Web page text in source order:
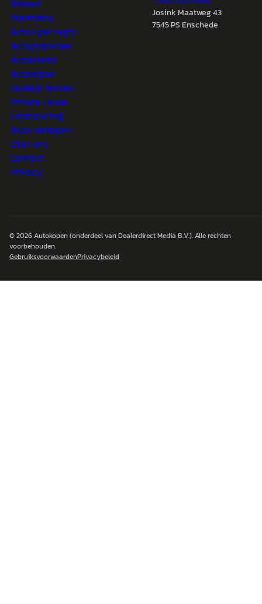
Nieuws
Marktdata
Auto's per regio
Autoprijsindex
Autotrends
Autowijzer
Zakelijk leasen
Private Lease
Financiering
Auto verkopen
Over ons
Contact
Privacy
Josink Maatweg 43
7545 PS Enschede
© 2026Autokopen(onderdeel van Dealerdirect Media B.V.). Alle rechten
voorbehouden.
GebruiksvoorwaardenPrivacybeleid